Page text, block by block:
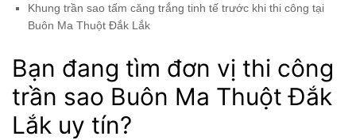
Khung trần sao tấm căng trắng tinh tế trước khi thi công tại
Buôn Ma Thuột Đắk Lắk
Bạn đang tìm đơn vị thi công
trần sao Buôn Ma Thuột Đắk
Lắk uy tín?